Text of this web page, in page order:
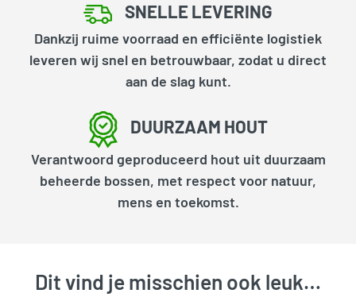
SNELLE LEVERING
Dankzij ruime voorraad en efficiënte logistiek
leveren wij snel en betrouwbaar, zodat u direct
aan de slag kunt.
DUURZAAM HOUT
Verantwoord geproduceerd hout uit duurzaam
beheerde bossen, met respect voor natuur,
mens en toekomst.
Dit vind je misschien ook leuk…